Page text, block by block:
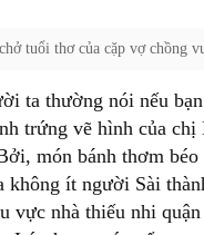
tuổi thơ của cặp vợ chồng
ta thường nói nếu
trứng vẽ hình của
món bánh thơm béo
không ít người Sài
vực nhà thiếu nhi